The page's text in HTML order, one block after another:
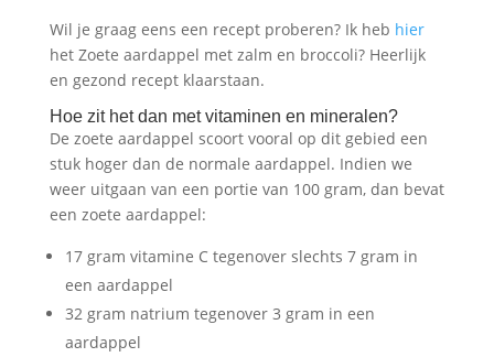
Wil je graag eens een recept proberen? Ik heb hier
het Zoete aardappel met zalm en broccoli? Heerlijk
en gezond recept klaarstaan.
Hoe zit het dan met vitaminen en mineralen?
De zoete aardappel scoort vooral op dit gebied een
stuk hoger dan de normale aardappel. Indien we
weer uitgaan van een portie van 100 gram, dan bevat
een zoete aardappel:
17 gram vitamine C tegenover slechts 7 gram in
een aardappel
32 gram natrium tegenover 3 gram in een
aardappel